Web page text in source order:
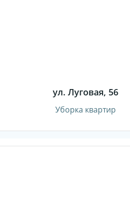
ул. Луговая, 56
Уборка квартир